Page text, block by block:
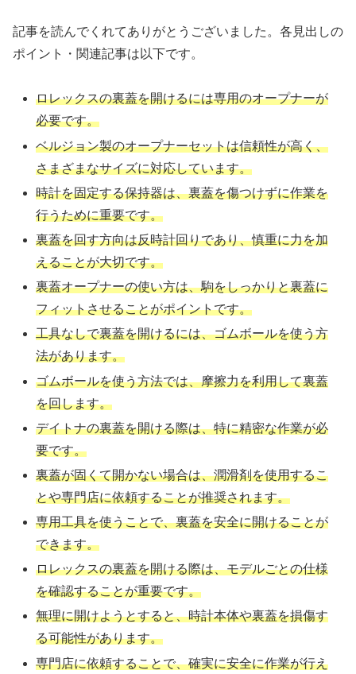
記事を読んでくれてありがとうございました。各見出しの
ポイント・関連記事は以下です。
ロレックスの裏蓋を開けるには専用のオープナーが
必要です。
ベルジョン製のオープナーセットは信頼性が高く、
さまざまなサイズに対応しています。
時計を固定する保持器は、裏蓋を傷つけずに作業を
行うために重要です。
裏蓋を回す方向は反時計回りであり、慎重に力を加
えることが大切です。
裏蓋オープナーの使い方は、駒をしっかりと裏蓋に
フィットさせることがポイントです。
工具なしで裏蓋を開けるには、ゴムボールを使う方
法があります。
ゴムボールを使う方法では、摩擦力を利用して裏蓋
を回します。
デイトナの裏蓋を開ける際は、特に精密な作業が必
要です。
裏蓋が固くて開かない場合は、潤滑剤を使用するこ
とや専門店に依頼することが推奨されます。
専用工具を使うことで、裏蓋を安全に開けることが
できます。
ロレックスの裏蓋を開ける際は、モデルごとの仕様
を確認することが重要です。
無理に開けようとすると、時計本体や裏蓋を損傷す
る可能性があります。
専門店に依頼することで、確実に安全に作業が行え